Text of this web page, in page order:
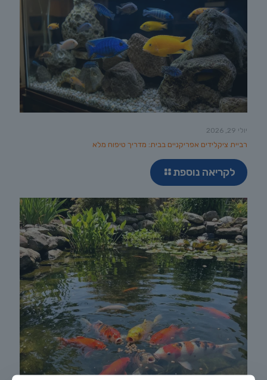
יולי 29, 2026
רביית ציקלידים אפריקניים בבית: מדריך טיפוח מלא
לקריאה נוספת